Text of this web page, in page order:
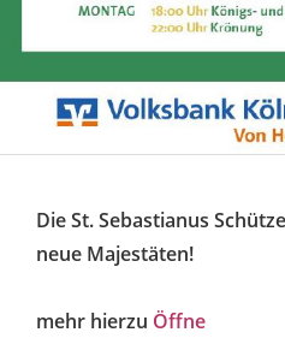
Die St. Sebastianus
neue Majestäten!
mehr hierzu Öffne